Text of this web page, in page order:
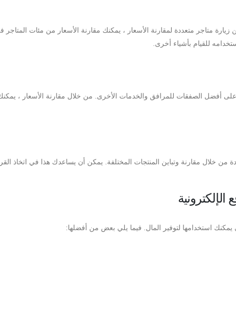
متاجر متعددة لمقارنة الأسعار ، يمكنك مقارنة الأسعار من مئات المتاجر
للقيام بأشياء أخرى.
أفضل الصفقات للمرافق والخدمات الأخرى. من خلال مقارنة الأسعار ، يمكنك
خلال مقارنة وتباين المنتجات المختلفة. يمكن أن يساعدك هذا في اتخاذ
يمكنك استخدامها لتوفير المال. فيما يلي بعض من أفضلها: